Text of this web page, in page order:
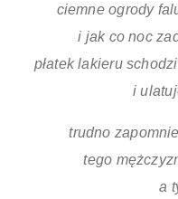
ciemne ogrody
i jak co noc
płatek lakieru
i
trudno
tego
a